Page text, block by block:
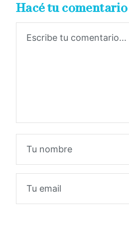
Hacé tu comentario